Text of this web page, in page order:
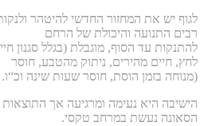
לגוף יש את המחזור החדשי להיטהר
רבים התנועה והיכולת של הרחם
להתנקות עד הסוף, מוגבלת (בגלל סגנון
לחץ, חיים מהירים, ניתוק מהטבע, חוסר
(מנוחה בזמן הוסת, חוסר שעות שינה וכ“ו.
הישיבה היא נעימה ומרגיעה אך
הסאונה נעשת במרחב טקסי.